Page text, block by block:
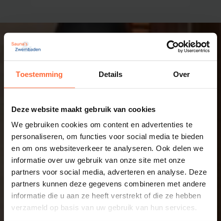
Toestemming Details Over
Deze website maakt gebruik van cookies
We gebruiken cookies om content en advertenties te
personaliseren, om functies voor social media te bieden
en om ons websiteverkeer te analyseren. Ook delen we
informatie over uw gebruik van onze site met onze
partners voor social media, adverteren en analyse. Deze
partners kunnen deze gegevens combineren met andere
informatie die u aan ze heeft verstrekt of die ze hebben
verzameld op basis van uw gebruik van hun services.